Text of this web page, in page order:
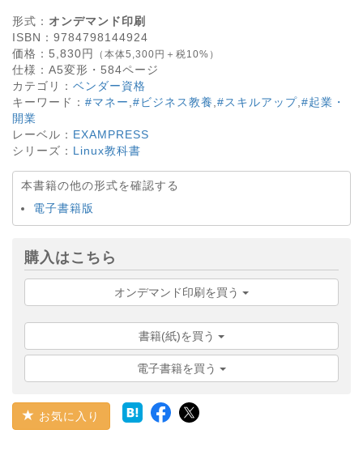
形式： オンデマンド印刷
ISBN： 9784798144924
価格： 5,830円 （本体5,300円＋税10%）
仕様： A5変形・ 584ページ
カテゴリ： ベンダー資格
キーワード： #マネー #ビジネス教養 #スキルアップ #起業・
開業
レーベル： EXAMPRESS
シリーズ： Linux教科書
本書籍の他の形式を確認する
電子書籍版
購入はこちら
オンデマンド印刷を買う
書籍(紙)を買う
電子書籍を買う
お気に入り